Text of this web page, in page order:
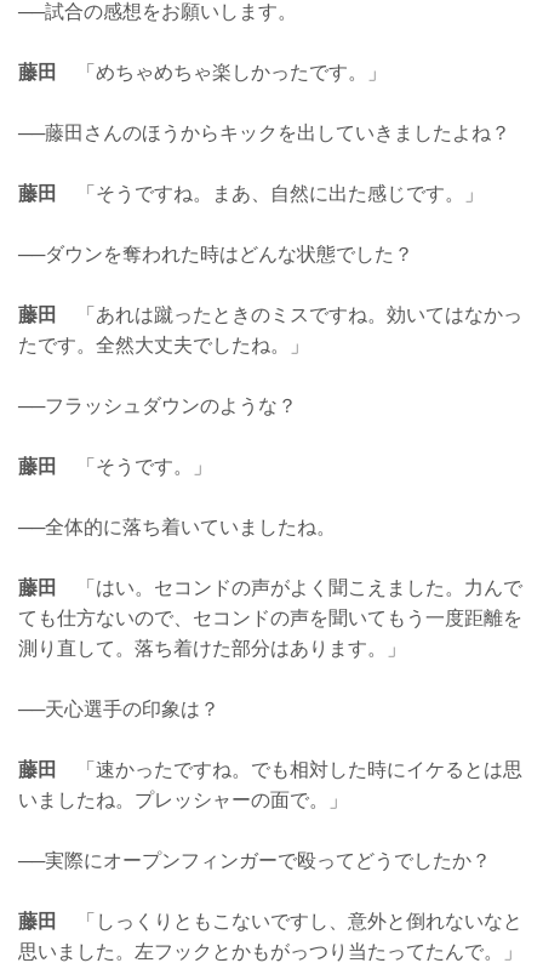
──試合の感想をお願いします。
藤田 「めちゃめちゃ楽しかったです。」
──藤田さんのほうからキックを出していきましたよね？
藤田 「そうですね。まあ、自然に出た感じです。」
──ダウンを奪われた時はどんな状態でした？
藤田
「あれは蹴ったときのミスですね。効いてはなかっ
たです。全然大丈夫でしたね。」
──フラッシュダウンのような？
藤田 「そうです。」
──全体的に落ち着いていましたね。
藤田
「はい。セコンドの声がよく聞こえました。力んで
ても仕方ないので、セコンドの声を聞いてもう一度距離を
測り直して。落ち着けた部分はあります。」
──天心選手の印象は？
藤田
「速かったですね。でも相対した時にイケるとは思
いましたね。プレッシャーの面で。」
──実際にオープンフィンガーで殴ってどうでしたか？
藤田
「しっくりともこないですし、意外と倒れないなと
思いました。左フックとかもがっつり当たってたんで。」